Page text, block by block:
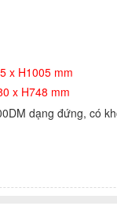
x H1005 mm
x H748 mm
dạng đứng, có